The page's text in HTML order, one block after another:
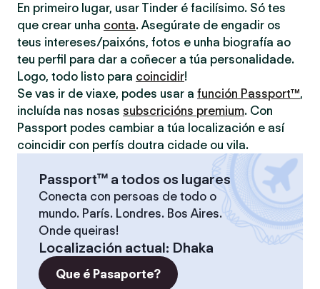
En primeiro lugar, usar Tinder é facilísimo. Só tes
que crear unha conta. Asegúrate de engadir os
teus intereses/paixóns, fotos e unha biografía ao
teu perfil para dar a coñecer a túa personalidade.
Logo, todo listo para coincidir!
Se vas ir de viaxe, podes usar a función Passport™,
incluída nas nosas subscricións premium. Con
Passport podes cambiar a túa localización e así
coincidir con perfís doutra cidade ou vila.
Passport™ a todos os lugares
Conecta con persoas de todo o
mundo. París. Londres. Bos Aires.
Onde queiras!
Localización actual: Dhaka
Que é Pasaporte?